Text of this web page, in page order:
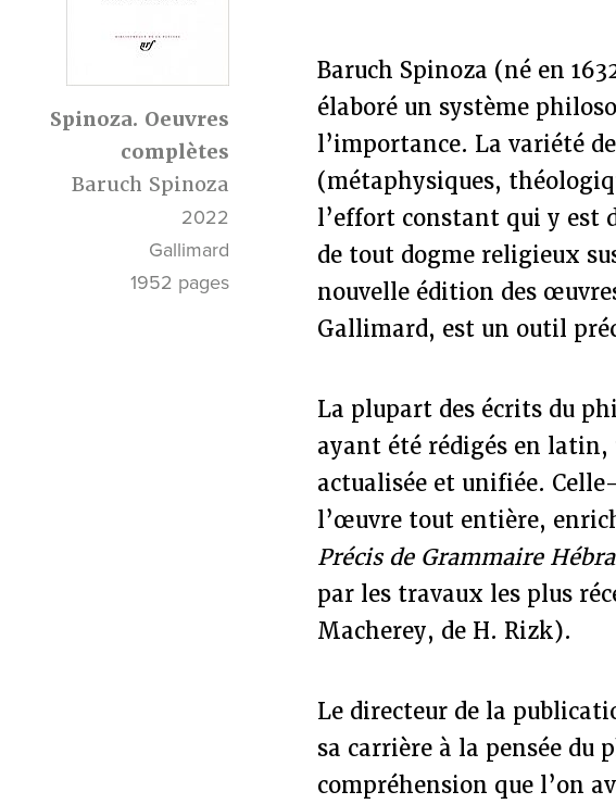
Spinoza. Oeuvres
complètes
Baruch Spinoza
2022
Gallimard
1952 pages
Baruch Spinoza (né en
élaboré un système
l’importance. La variété
(métaphysiques,
l’effort constant qui y est
de tout dogme religieux
nouvelle édition des
Gallimard, est un outil
La plupart des écrits du
ayant été rédigés en
actualisée et unifiée.
l’œuvre tout entière,
Précis de Grammaire
par les travaux les plus
Macherey, de H. Rizk).
Le directeur de la
sa carrière à la pensée du
compréhension que l’on